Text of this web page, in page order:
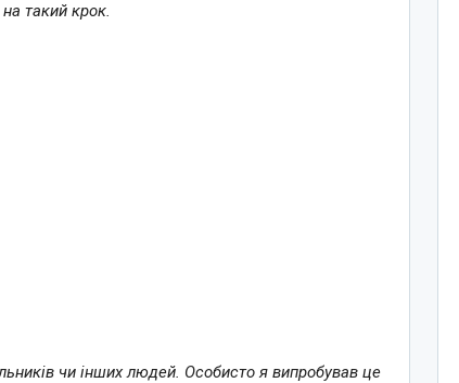
такий крок.
чи інших людей. Особисто я випробував це